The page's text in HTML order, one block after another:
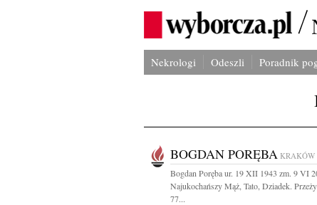
Nekrologi Odeszli Poradnik
BOGDAN PORĘBA KRAKÓW
Bogdan Poręba ur. 19 XII 1943 zm. 9 VI
Najukochańszy Mąż, Tato, Dziadek.
77...